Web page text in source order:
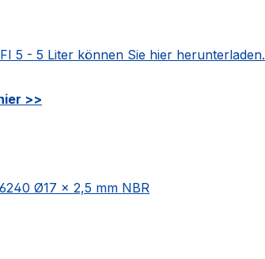
5 - 5 Liter können Sie hier herunterladen.
>>
Ø17 × 2,5 mm NBR